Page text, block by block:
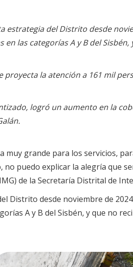
estrategia del Distrito desde
las categorías A y B del
proyecta la atención a 161 mil
logró un aumento en la
muy grande para los servicios,
puedo explicar la alegría que
de la Secretaría Distrital de
Distrito desde noviembre de
A y B del Sisbén, y que no